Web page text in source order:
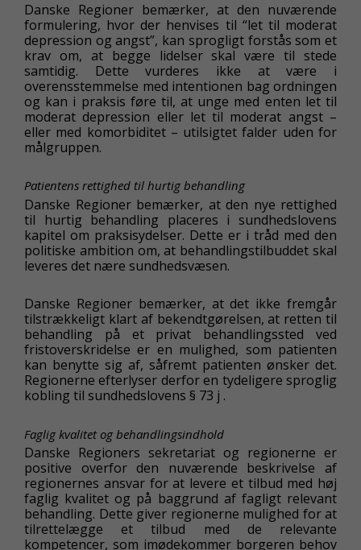
Danske Regioner bemærker, at den nuværende
formulering, hvor der henvises til “let til moderat
depression og angst”, kan sprogligt forstås som et
krav om, at begge lidelser skal være til stede
samtidig. Dette vurderes ikke at være i
overensstemmelse med intentionen bag ordningen
og kan i praksis føre til, at unge med enten let til
moderat depression eller let til moderat angst –
eller med komorbiditet – utilsigtet falder uden for
målgruppen.
Patientens rettighed til hurtig behandling
Danske Regioner bemærker, at den nye rettighed
til hurtig behandling placeres i sundhedslovens
kapitel om praksisydelser. Dette er i tråd med den
politiske ambition om, at behandlingstilbuddet skal
leveres det nære sundhedsvæsen.
Danske Regioner bemærker, at det ikke fremgår
tilstrækkeligt klart af bekendtgørelsen, at retten til
behandling på et privat behandlingssted ved
fristoverskridelse er en mulighed, som patienten
kan benytte sig af, såfremt patienten ønsker det.
Regionerne efterlyser derfor en tydeligere sproglig
kobling til sundhedslovens § 73 j .
Faglig kvalitet og behandlingsindhold
Danske Regioners sekretariat og regionerne er
positive overfor den nuværende beskrivelse af
regionernes ansvar for at levere et tilbud med høj
faglig kvalitet og på baggrund af fagligt relevant
behandling. Dette giver regionerne mulighed for at
tilrettelægge et tilbud med de relevante
kompetencer, som imødekommer borgeren behov